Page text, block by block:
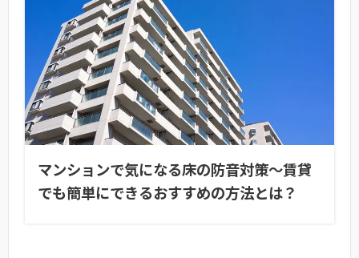
マンションで気になる床の防音対策〜賃貸
でも簡単にできるおすすめの方法とは？